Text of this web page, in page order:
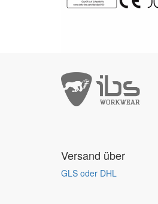
Versand über
GLS oder DHL